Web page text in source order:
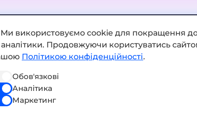
Додати
Ми використовуємо cookie для покращення
аналітики. Продовжуючи користуватись
Політикою конфіденційності.
Обов'язкові
Аналітика
Маркетинг